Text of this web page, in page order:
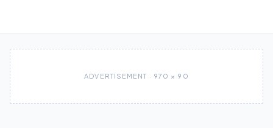
ADVERTISEMENT · 970 × 90